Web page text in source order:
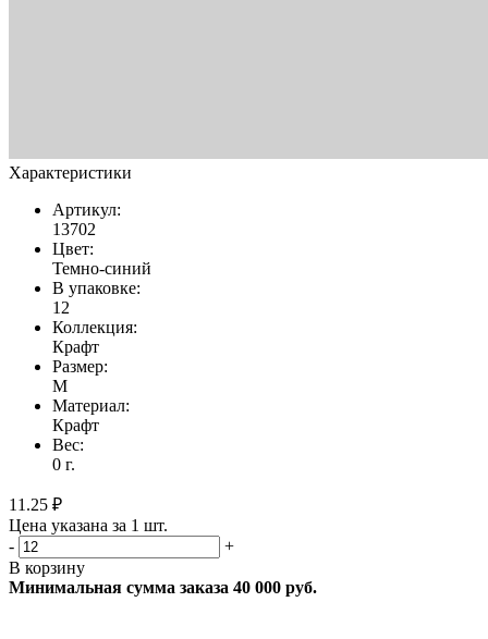
Характеристики
Артикул:
13702
Цвет:
Темно-синий
В упаковке:
12
Коллекция:
Крафт
Размер:
M
Материал:
Крафт
Вес:
0 г.
11.25 ₽
Цена указана за 1 шт.
-
+
В корзину
Минимальная сумма заказа 40 000 руб.